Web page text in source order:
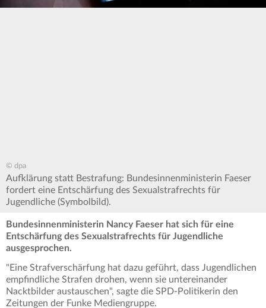
© dpa
Aufklärung statt Bestrafung: Bundesinnenministerin Faeser
fordert eine Entschärfung des Sexualstrafrechts für
Jugendliche (Symbolbild).
Bundesinnenministerin Nancy Faeser hat sich für eine
Entschärfung des Sexualstrafrechts für Jugendliche
ausgesprochen.
"Eine Strafverschärfung hat dazu geführt, dass Jugendlichen
empfindliche Strafen drohen, wenn sie untereinander
Nacktbilder austauschen", sagte die SPD-Politikerin den
Zeitungen der Funke Mediengruppe.